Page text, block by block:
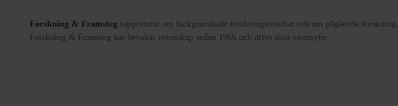
Polluters Out i ettpressmeddelande.
En annan bild av företagsnärvaron på COP29 ger Sveriges chefsförhandlare
Forskning & Framsteg rapporterar om fackgranskade forskningsresultat och om pågående forskning.
Forskning & Framsteg har bevakat vetenskap sedan 1966 och drivs utan vinstsyfte.